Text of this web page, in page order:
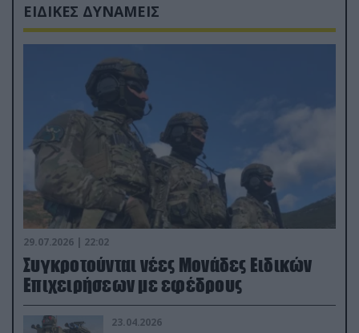
ΕΙΔΙΚΕΣ ΔΥΝΑΜΕΙΣ
29.07.2026 | 22:02
Συγκροτούνται νέες Μονάδες Ειδικών
Επιχειρήσεων με εφέδρους
23.04.2026